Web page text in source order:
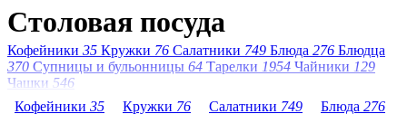
Столовая посуда
Кофейники 35 Кружки 76 Салатники 749 Блюда 276 Блюдца
370 Супницы и бульонницы 64 Тарелки 1954 Чайники 129
Чашки 546
Кофейники 35 Кружки 76 Салатники 749 Блюда 276